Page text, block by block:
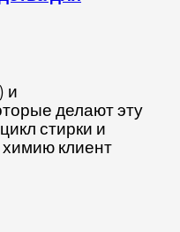
и
делают эту
стирки и
клиент